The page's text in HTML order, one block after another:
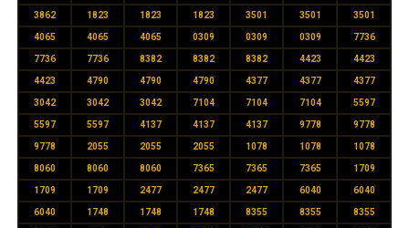
3862 1823 1823 1823 3501 3501 3501
4065 4065 4065 0309 0309 0309 7736
7736 7736 8382 8382 8382 4423 4423
4423 4790 4790 4790 4377 4377 4377
3042 3042 3042 7104 7104 7104 5597
5597 5597 4137 4137 4137 9778 9778
9778 2055 2055 2055 1078 1078 1078
8060 8060 8060 7365 7365 7365 1709
1709 1709 2477 2477 2477 6040 6040
6040 1748 1748 1748 8355 8355 8355